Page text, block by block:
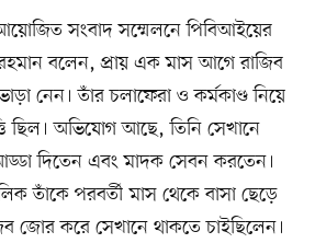
সংবাদ সম্মেলনে পিবিআইয়ের
বলেন, প্রায় এক মাস আগে রাজিব
নেন। তাঁর চলাফেরা ও কর্মকাণ্ড নিয়ে
ছিল। অভিযোগ আছে, তিনি সেখানে
আড্ডা দিতেন এবং মাদক সেবন করতেন।
তাঁকে পরবর্তী মাস থেকে বাসা ছেড়ে
জোর করে সেখানে থাকতে চাইছিলেন।